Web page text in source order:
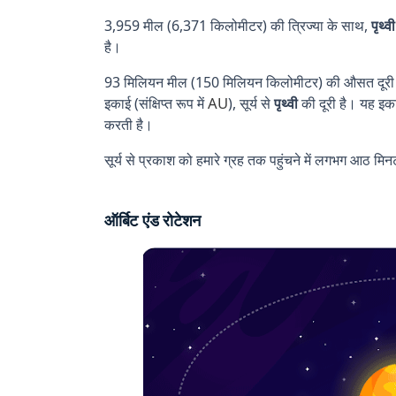
3,959 मील (6,371 किलोमीटर) की त्रिज्या के साथ,पृथ्वी
है।
93 मिलियन मील (150 मिलियन किलोमीटर) की औसत
इकाई (संक्षिप्त रूप मेंAU), सूर्य सेपृथ्वीकी दूरी है। यह
करती है।
सूर्य से प्रकाश को हमारे ग्रह तक पहुंचने में लगभग आठ
ऑर्बिट एंड रोटेशन